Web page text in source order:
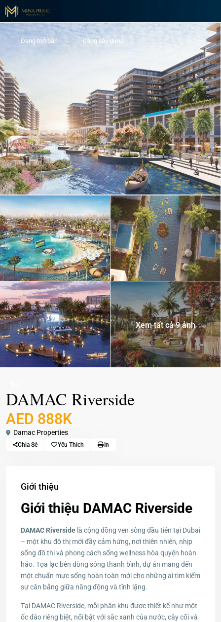
Đang mở bán Đang xây dựng
Xem tất cả 9 ảnh
DAMAC Riverside
AED 888K
Damac Properties
Chia Sẻ Yêu Thích In
Giới thiệu
Giới thiệu DAMAC Riverside
DAMAC Riverside là cộng đồng ven sông đầu tiên tại Dubai
– một khu đô thị mới đầy cảm hứng, nơi thiên nhiên, nhịp
sống đô thị và phong cách sống wellness hòa quyện hoàn
hảo. Tọa lạc bên dòng sông thanh bình, dự án mang đến
một chuẩn mực sống hoàn toàn mới cho những ai tìm kiếm
sự cân bằng giữa năng động và tĩnh lặng.
Tại DAMAC Riverside, mỗi phân khu được thiết kế như một
ốc đảo riêng biệt, nổi bật với sắc xanh của nước, cây cối và